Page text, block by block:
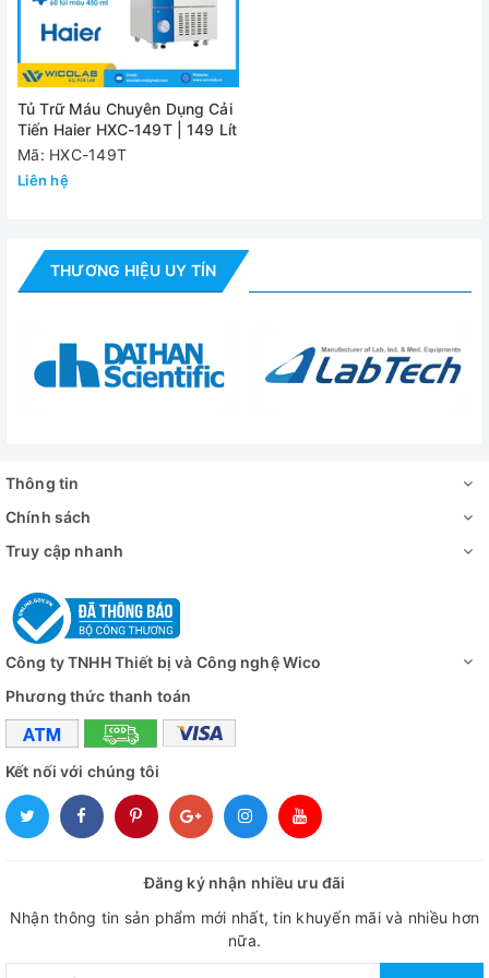
- Dòng điện: 1.4A
- Khối lượng (NW/GW): 182/217 kg
- Kích thước ngoài(W*D*H): 625 x 820 x 1150 mm
Đánh giá
Tủ Trữ Máu Chuyên Dụng Cải
Tiến Haier HXC-149T | 149 Lít
Mã: HXC-149T
Liên hệ
THƯƠNG HIỆU UY TÍN
Thông tin
Chính sách
Truy cập nhanh
Công ty TNHH Thiết bị và Công nghệ Wico
Phương thức thanh toán
Kết nối với chúng tôi
Đăng ký nhận nhiều ưu đãi
Nhận thông tin sản phẩm mới nhất, tin khuyến mãi và nhiều hơn
nữa.